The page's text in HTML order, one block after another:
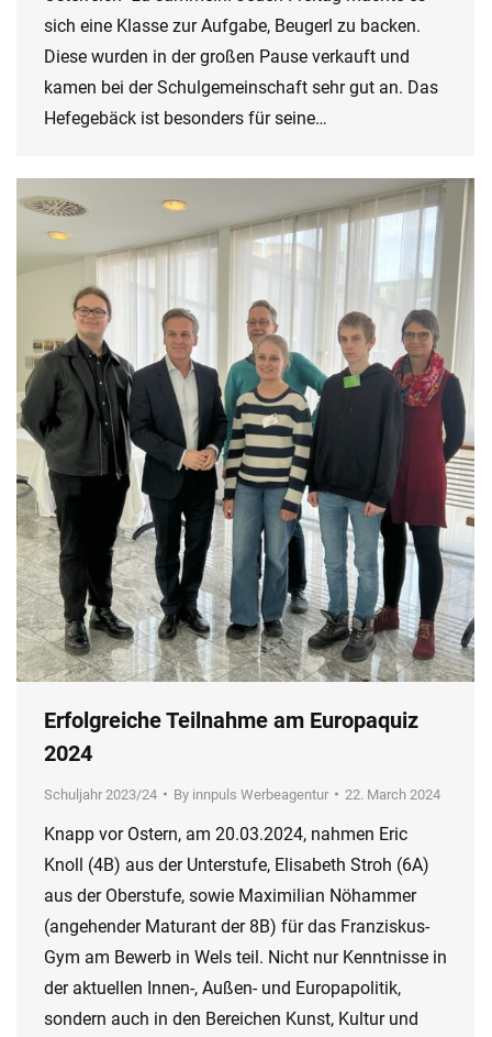
sich eine Klasse zur Aufgabe, Beugerl zu backen.
Diese wurden in der großen Pause verkauft und
kamen bei der Schulgemeinschaft sehr gut an. Das
Hefegebäck ist besonders für seine…
Erfolgreiche Teilnahme am Europaquiz
2024
Schuljahr 2023/24 By innpuls Werbeagentur 22. March 2024
Knapp vor Ostern, am 20.03.2024, nahmen Eric
Knoll (4B) aus der Unterstufe, Elisabeth Stroh (6A)
aus der Oberstufe, sowie Maximilian Nöhammer
(angehender Maturant der 8B) für das Franziskus-
Gym am Bewerb in Wels teil. Nicht nur Kenntnisse in
der aktuellen Innen-, Außen- und Europapolitik,
sondern auch in den Bereichen Kunst, Kultur und